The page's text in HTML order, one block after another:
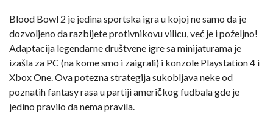
Blood Bowl 2 je jedina sportska igra u kojoj ne samo da je
dozvoljeno da razbijete protivnikovu vilicu, već je i poželjno!
Adaptacija legendarne društvene igre sa minijaturama je
izašla za PC (na kome smo i zaigrali) i konzole Playstation 4 i
Xbox One. Ova potezna strategija sukobljava neke od
poznatih fantasy rasa u partiji američkog fudbala gde je
jedino pravilo da nema pravila.